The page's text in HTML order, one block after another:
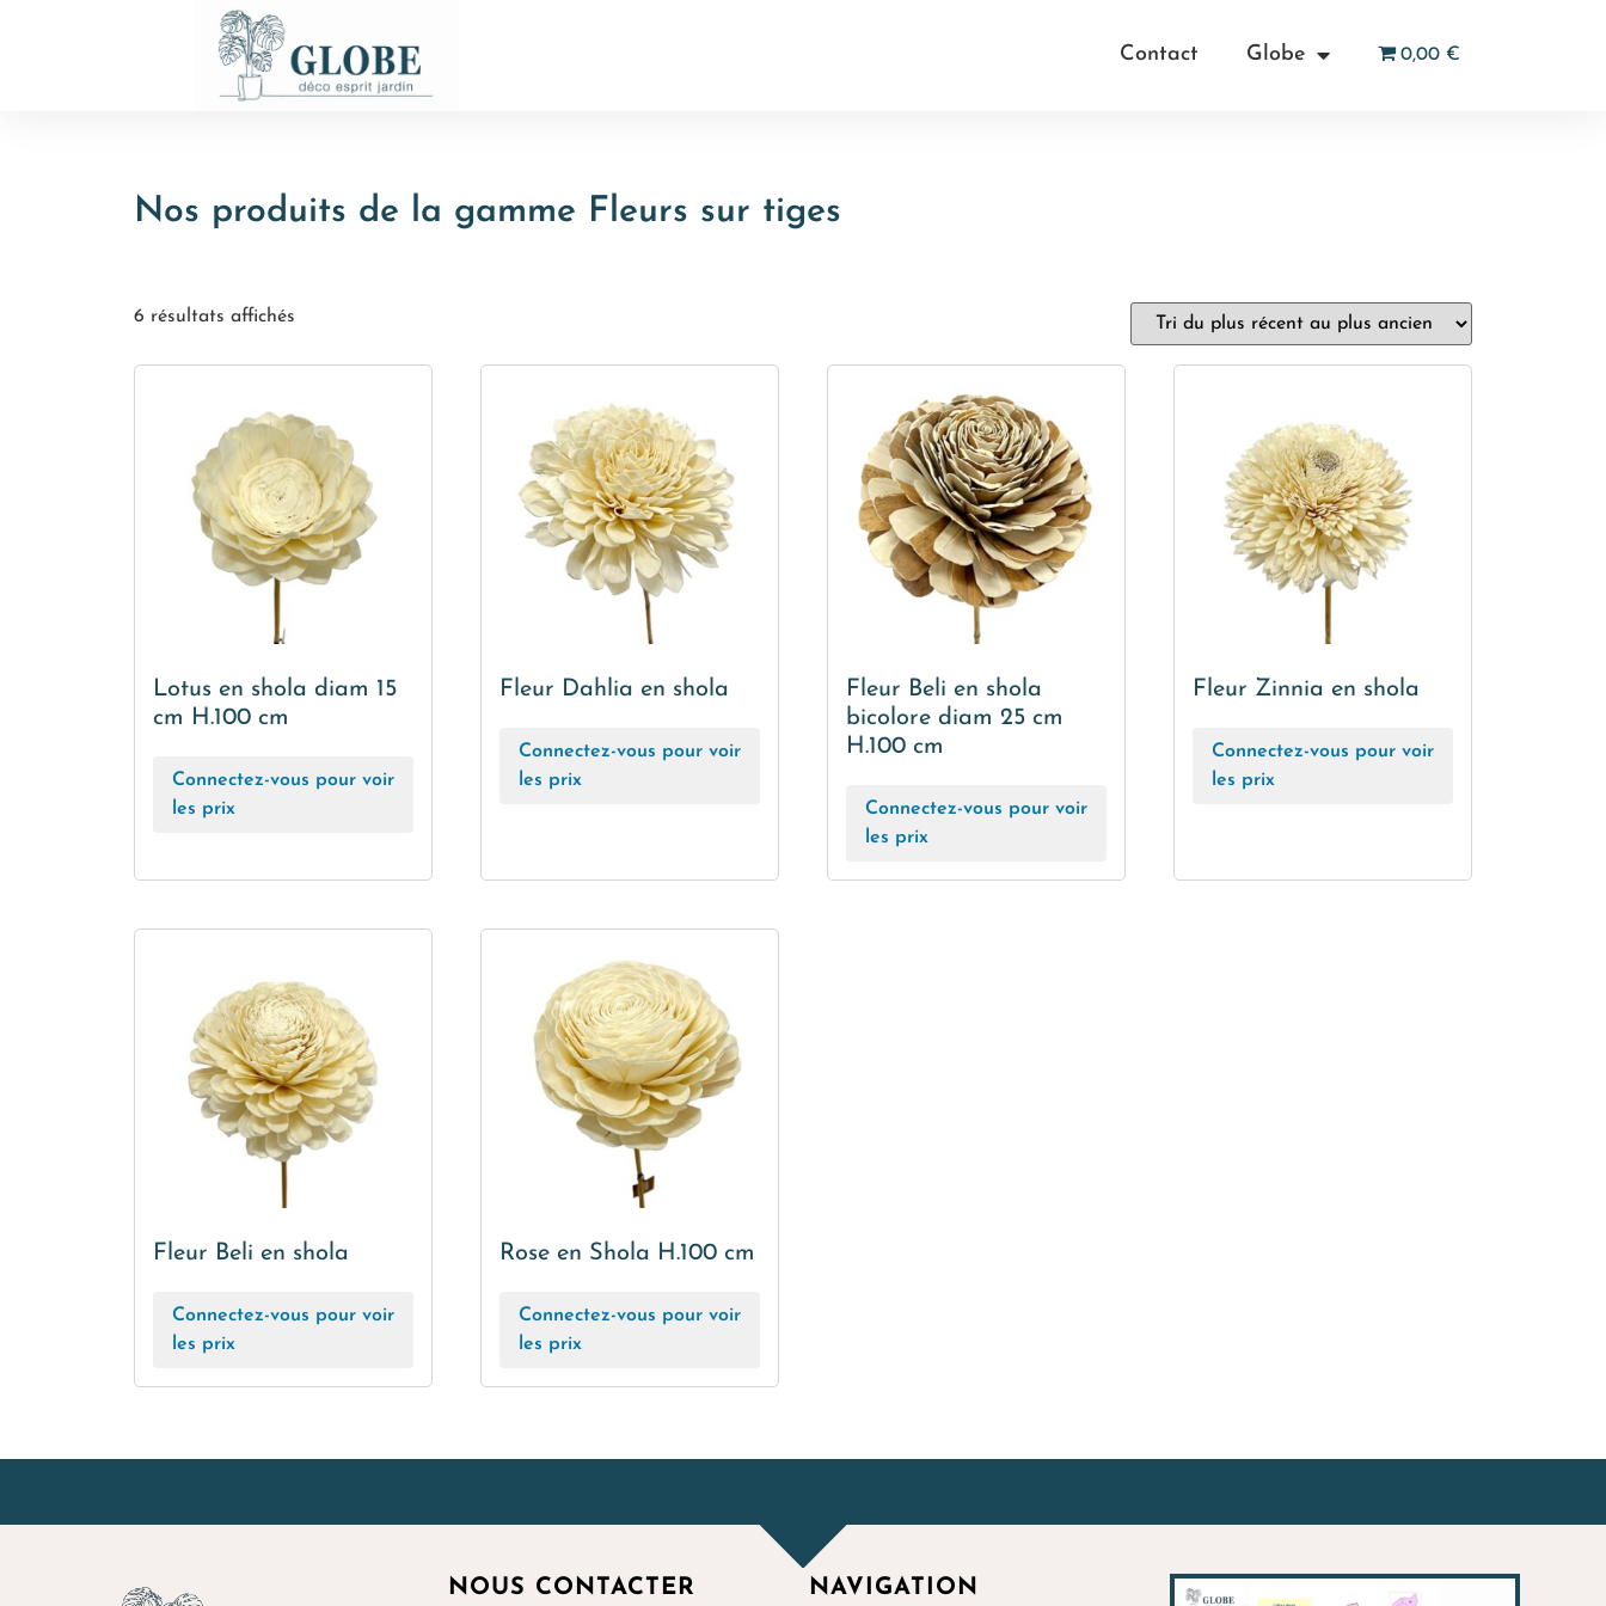
Contact Globe 0,00 €
Nos produits de la gamme Fleurs sur tiges
6 résultats affichés
Lotus en shola diam 15
cm H.100 cm
Connectez-vous pour voir
les prix
Fleur Dahlia en shola
Connectez-vous pour voir
les prix
Fleur Beli en shola
bicolore diam 25 cm
H.100 cm
Connectez-vous pour voir
les prix
Fleur Zinnia en shola
Connectez-vous pour voir
les prix
Fleur Beli en shola
Connectez-vous pour voir
les prix
Rose en Shola H.100 cm
Connectez-vous pour voir
les prix
NOUS CONTACTER NAVIGATION